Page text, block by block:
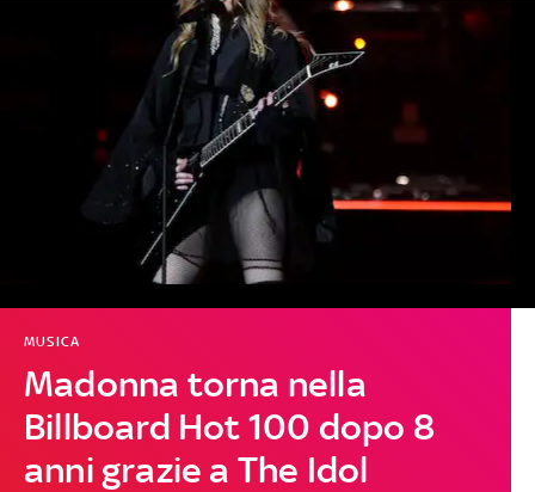
Madonna torna nella
Billboard Hot 100 dopo 8
anni grazie a The Idol
MUSICA